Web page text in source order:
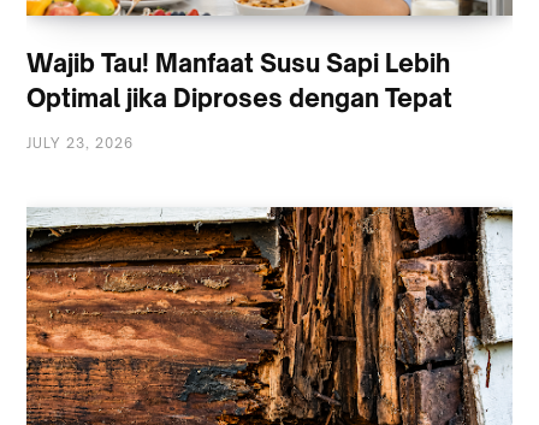
Wajib Tau! Manfaat Susu Sapi Lebih
Optimal jika Diproses dengan Tepat
JULY 23, 2026